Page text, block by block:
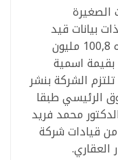
بيانات قيد
أسهم الشركة برأس مال مصدر قدره 100,8 مليون
سهم بقيمة اسمية
الشركة بنشر
الرئيسي طبقا
الدكتور محمد فريد
قيادات شركة
العقاري.